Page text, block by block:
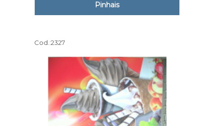
Pinhais
Cod.:2327